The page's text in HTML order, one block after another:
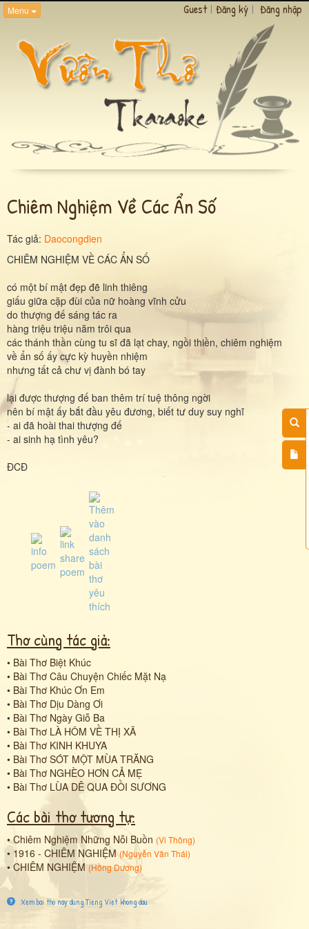
Menu Guest | Đăng ký | Đăng nhập
Chiêm Nghiệm Về Các Ẩn Số
Tác giả: Daocongdien
CHIÊM NGHIỆM VỀ CÁC ẨN SỐ
có một bí mật đẹp đẽ linh thiêng
giấu giữa cặp đùi của nữ hoàng vĩnh cửu
do thượng đế sáng tác ra
hàng triệu triệu năm trôi qua
các thánh thần cùng tu sĩ đã lạt chay, ngồi thiền, chiêm nghiệm
về ẩn số ấy cực kỳ huyền nhiệm
nhưng tất cả chư vị đành bó tay
lại được thượng đế ban thêm trí tuệ thông ngời
nên bí mật ấy bắt đầu yêu đương, biết tư duy suy nghĩ
- ai đã hoài thai thượng đế
- ai sinh hạ tình yêu?
ĐCĐ
Thơ cùng tác giả:
• Bài Thơ Biệt Khúc
• Bài Thơ Câu Chuyện Chiếc Mặt Nạ
• Bài Thơ Khúc Ơn Em
• Bài Thơ Dịu Dàng Ơi
• Bài Thơ Ngày Giỗ Ba
• Bài Thơ LÀ HÔM VỀ THỊ XÃ
• Bài Thơ KINH KHUYA
• Bài Thơ SÓT MỘT MÙA TRĂNG
• Bài Thơ NGHÈO HƠN CẢ MẸ
• Bài Thơ LÙA DÊ QUA ĐỒI SƯƠNG
Các bài thơ tương tự:
•Chiêm Nghiệm Những Nỗi Buồn (Vi Thông)
• 1916 - CHIÊM NGHIỆM (Nguyễn Văn Thái)
•CHIÊM NGHIỆM (Hồng Dương)
Xem bai tho nay dung Tieng Viet khong dau